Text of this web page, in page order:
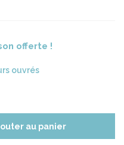
offerte !
ouvrés
au panier